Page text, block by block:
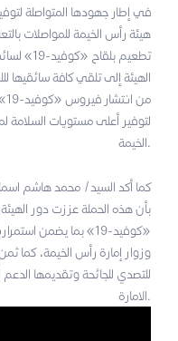
في إطار جهودها المتواصلة
هيئة رأس الخيمة للمواصلات
تطعيم
الهيئة إلى تلقي كافة سائقيها
لتوفير أعلى مستويات
الخيمة.
كما أكد السيد/ محمد هاشم
بأن هذه الحملة عززت دور الهيئة
«كوفيد-19» بما يضمن
وزوار إمارة رأس الخيمة، كما
للتصدي للجائحة وتقديمها
الامارة.